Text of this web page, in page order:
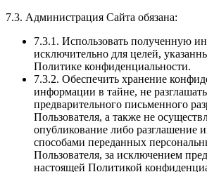
7.3. Администрация Сайта обязана:
7.3.1. Использовать полученную
исключительно для целей,
Политике конфиденциальности.
7.3.2. Обеспечить хранение
информации в тайне, не
предварительного письменного
Пользователя, а также не
опубликование либо
способами переданных
Пользователя, за исключением
настоящей Политикой